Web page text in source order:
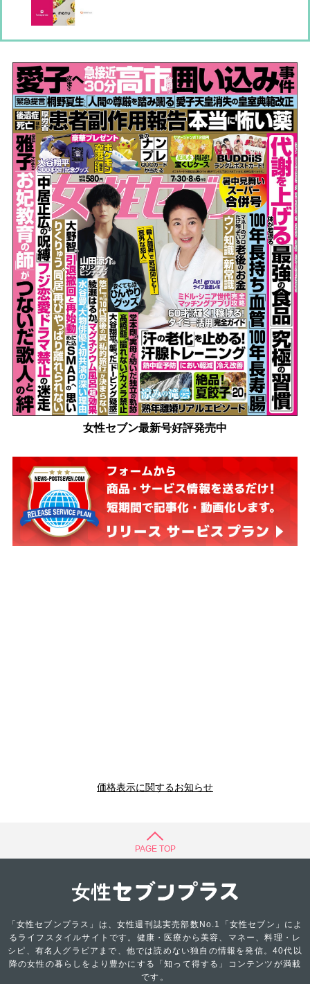
女性セブン最新号好評発売中
価格表示に関するお知らせ
PAGE TOP
「女性セブンプラス」は、女性週刊誌実売部数No.1「女性セブン」によ
るライフスタイルサイトです。健康・医療から美容、マネー、料理・レ
シピ、有名人グラビアまで、他では読めない独自の情報を発信。40代以
降の女性の暮らしをより豊かにする「知って得する」コンテンツが満載
です。